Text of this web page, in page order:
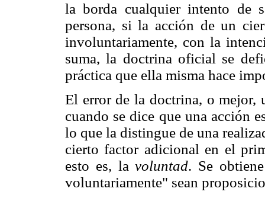
la borda cualquier intento de
persona, si la acción de un
involuntariamente, con la
suma, la doctrina oficial se
práctica que ella misma hace
El error de la doctrina, o mejor,
cuando se dice que una acción
lo que la distingue de una
cierto factor adicional en el
esto es, lavoluntad. Se
voluntariamente" sean